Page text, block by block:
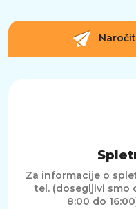
Za informacije o
tel. (dosegljivi smo
8:00 do